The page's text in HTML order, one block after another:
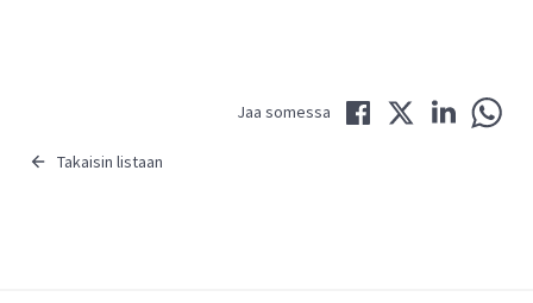
Takaisin listaan
Jaa somessa
Jaa Twitterissä
Jaa